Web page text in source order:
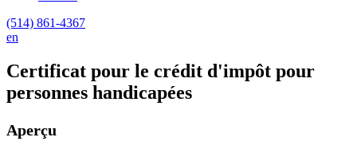
(514) 861-4367
en
Certificat pour le crédit d'impôt pour
personnes handicapées
Aperçu